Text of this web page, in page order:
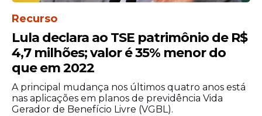
Recurso
Lula declara ao TSE patrimônio de R$
4,7 milhões; valor é 35% menor do
que em 2022
A principal mudança nos últimos quatro anos está
nas aplicações em planos de previdência Vida
Gerador de Benefício Livre (VGBL).